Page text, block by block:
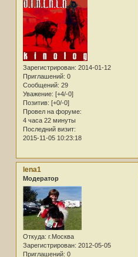
Зарегистрирован: 2014-01-12
Приглашений: 0
Сообщений: 29
Уважение: [+4/-0]
Позитив: [+0/-0]
Провел на форуме:
4 часа 22 минуты
Последний визит:
2015-11-05 10:23:18
lena1
Модератор
Откуда: г.Москва
Зарегистрирован: 2012-05-05
Приглашений: 0